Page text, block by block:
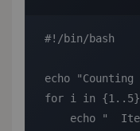
#!/bin/bash
echo
for i in